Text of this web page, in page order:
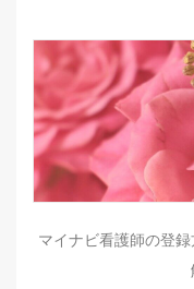
マイナビ看護師の登